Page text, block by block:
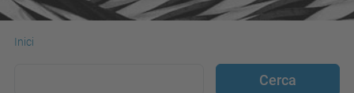
Inici